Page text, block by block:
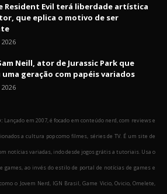
Resident Evil terá liberdade artística
que eplica o motivo de ser
2026
Neill, ator de Jurassic Park que
uma geração com papéis variados
2026
Lançado em 2007, é focado em conteúdo nerd, com reviews e
a cultura pop como filmes, séries de TV. É um site de
notícias variadas, indo desde jogos grátis a tutoriais. Usa o
games, ao invés do estilo de portal de notícias de games e
o Jovem Nerd, IGN Brasil, Game Vicio, Ovicio, Omelete,